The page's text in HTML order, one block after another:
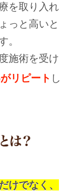
を取り入れ
っと高いと
。
施術を受け
リピート し
けでなく、